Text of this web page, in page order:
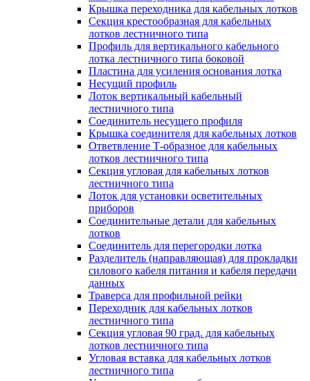
Крышка переходника для кабельных лотков
Секция крестообразная для кабельных
лотков лестничного типа
Профиль для вертикального кабельного
лотка лестничного типа боковой
Пластина для усиления основания лотка
Несущий профиль
Лоток вертикальный кабельный
лестничного типа
Соединитель несущего профиля
Крышка соединителя для кабельных лотков
Ответвление Т-образное для кабельных
лотков лестничного типа
Секция угловая для кабельных лотков
лестничного типа
Лоток для установки осветительных
приборов
Соединительные детали для кабельных
лотков
Соединитель для перегородки лотка
Разделитель (направляющая) для прокладки
силового кабеля питания и кабеля передачи
данных
Траверса для профильной рейки
Переходник для кабельных лотков
лестничного типа
Секция угловая 90 град. для кабельных
лотков лестничного типа
Угловая вставка для кабельных лотков
лестничного типа